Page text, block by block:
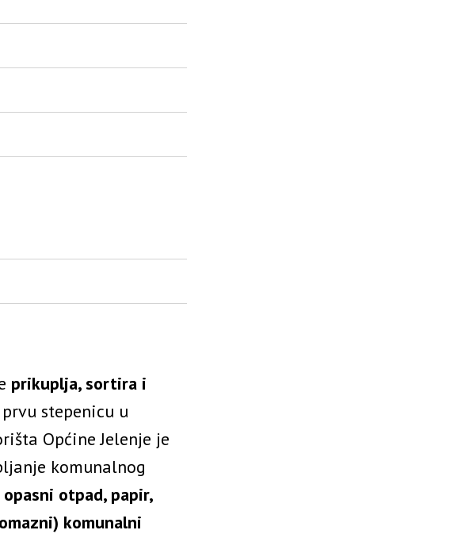
prikuplja, sortira i
stepenicu u
Općine Jelenje je
komunalnog
opasni otpad, papir,
komunalni